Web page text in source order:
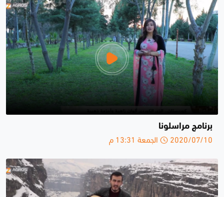
برنامج مراسلونا
2020/07/10 الجمعة 13:31 م